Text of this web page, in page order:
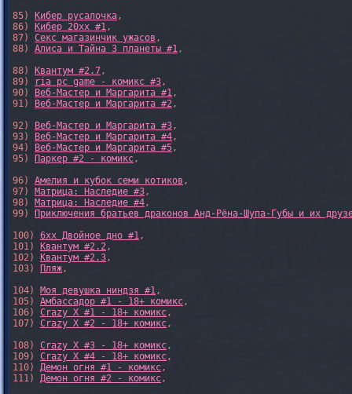
85)
Кибер русалочка,
86)
Кибер 20xx #1,
87) Секс магазинчик ужасов ,
88) Алиса и Тайна 3 планеты #1,
88)
Квантум #2.7,
89)
ria pc game - комикс #3,
90)
Веб-Мастер и Маргарита #1,
91)
Веб-Мастер и Маргарита #2,
92)
Веб-Мастер и Маргарита #3,
93)
Веб-Мастер и Маргарита #4,
94)
Веб-Мастер и Маргарита #5,
95)
Паркер #2 - комикс,
96) Амелия и кубок семи котиков ,
97) Матрица: Наследие #3,
98) Матрица: Наследие #4,
99)
Приключения братьев драконов Анд-Рёна-Шупа-Губы и их
100) 6xx Двойное дно #1,
101)
Квантум #2.2,
102)
Квантум #2.3,
103)
Пляж,
104) Моя девушка ниндзя #1,
105) Амбассадор #1 - 18+ комикс,
106) Crazy X #1 - 18+ комикс,
107) Crazy X #2 - 18+ комикс,
108) Crazy X #3 - 18+ комикс,
109) Crazy X #4 - 18+ комикс,
110) Демон огня #1 - комикс,
111) Демон огня #2 - комикс,